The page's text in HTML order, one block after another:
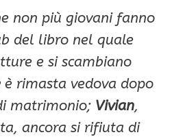
non più giovani fanno
del libro nel quale
e si scambiano
è rimasta vedova dopo
matrimonio; Vivian,
ancora si rifiuta di